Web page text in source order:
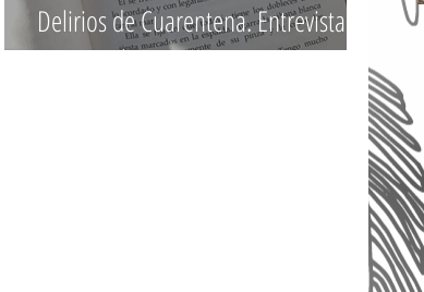
Delirios de Cuarentena. Entrevista a
Miriam Alonso.